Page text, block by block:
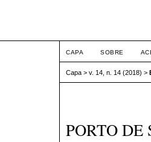
CAPA SOBRE
Capa > v. 14, n. 14 (2018) >
PORTO DE